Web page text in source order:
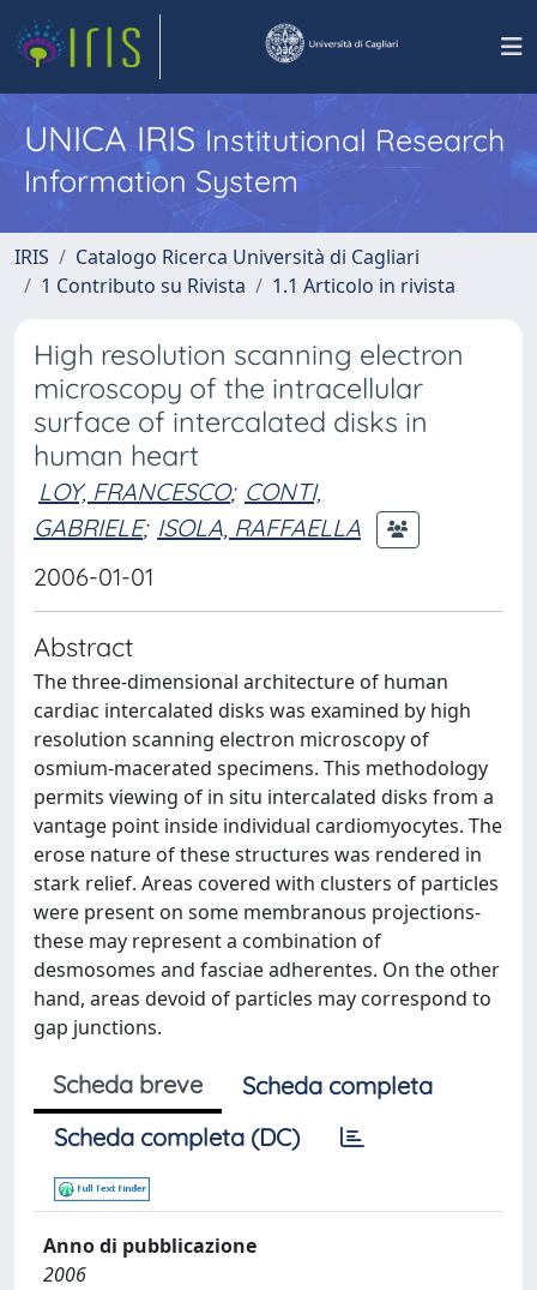
UNICA IRISInstitutional Research
Information System
IRIS
Catalogo Ricerca Università di Cagliari
1 Contributo su Rivista
1.1 Articolo in rivista
High resolution scanning electron
microscopy of the intracellular
surface of intercalated disks in
human heart
LOY, FRANCESCO; CONTI,
GABRIELE; ISOLA, RAFFAELLA
2006-01-01
Abstract
The three-dimensional architecture of human
cardiac intercalated disks was examined by high
resolution scanning electron microscopy of
osmium-macerated specimens. This methodology
permits viewing of in situ intercalated disks from a
vantage point inside individual cardiomyocytes. The
erose nature of these structures was rendered in
stark relief. Areas covered with clusters of particles
were present on some membranous projections-
these may represent a combination of
desmosomes and fasciae adherentes. On the other
hand, areas devoid of particles may correspond to
gap junctions.
Scheda breve
Scheda completa
Scheda completa (DC)
Anno di pubblicazione
2006